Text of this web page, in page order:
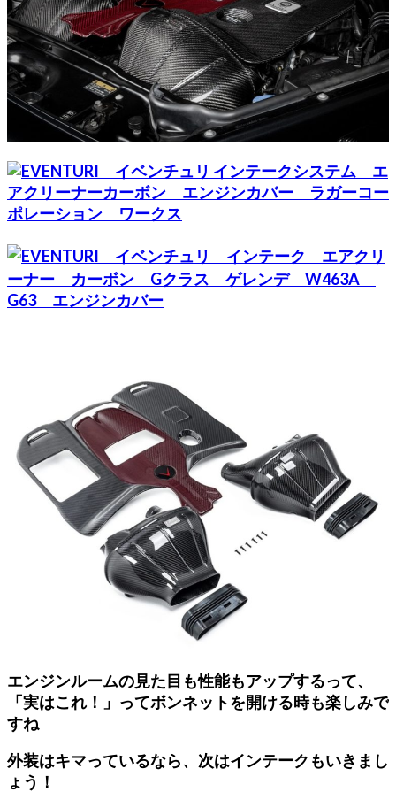
エンジンルームの見た目も性能もアップするって、
「実はこれ！」ってボンネットを開ける時も楽しみで
すね
外装はキマっているなら、次はインテークもいきまし
ょう！